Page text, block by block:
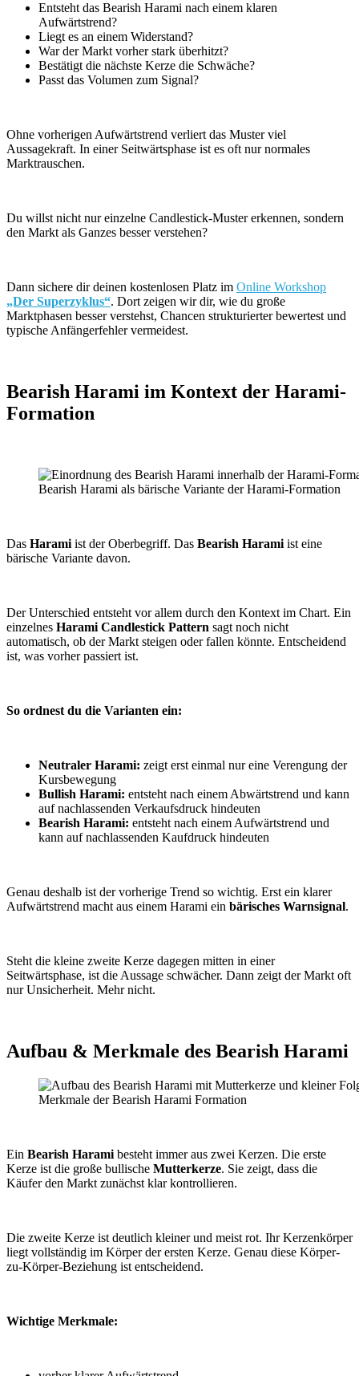
Entsteht das Bearish Harami nach einem klaren
Aufwärtstrend?
Liegt es an einem Widerstand?
War der Markt vorher stark überhitzt?
Bestätigt die nächste Kerze die Schwäche?
Passt das Volumen zum Signal?
Ohne vorherigen Aufwärtstrend verliert das Muster viel
Aussagekraft. In einer Seitwärtsphase ist es oft nur normales
Marktrauschen.
Du willst nicht nur einzelne Candlestick-Muster erkennen, sondern
den Markt als Ganzes besser verstehen?
Dann sichere dir deinen kostenlosen Platz im Online Workshop
„Der Superzyklus“. Dort zeigen wir dir, wie du große
Marktphasen besser verstehst, Chancen strukturierter bewertest und
typische Anfängerfehler vermeidest.
Bearish Harami im Kontext der Harami-
Formation
Bearish Harami als bärische Variante der Harami-Formation
Das Harami ist der Oberbegriff. Das Bearish Harami ist eine
bärische Variante davon.
Der Unterschied entsteht vor allem durch den Kontext im Chart. Ein
einzelnes Harami Candlestick Pattern sagt noch nicht
automatisch, ob der Markt steigen oder fallen könnte. Entscheidend
ist, was vorher passiert ist.
So ordnest du die Varianten ein:
Neutraler Harami: zeigt erst einmal nur eine Verengung der
Kursbewegung
Bullish Harami: entsteht nach einem Abwärtstrend und kann
auf nachlassenden Verkaufsdruck hindeuten
Bearish Harami: entsteht nach einem Aufwärtstrend und
kann auf nachlassenden Kaufdruck hindeuten
Genau deshalb ist der vorherige Trend so wichtig. Erst ein klarer
Aufwärtstrend macht aus einem Harami ein bärisches Warnsignal.
Steht die kleine zweite Kerze dagegen mitten in einer
Seitwärtsphase, ist die Aussage schwächer. Dann zeigt der Markt oft
nur Unsicherheit. Mehr nicht.
Aufbau & Merkmale des Bearish Harami
Merkmale der Bearish Harami Formation
Ein Bearish Harami besteht immer aus zwei Kerzen. Die erste
Kerze ist die große bullische Mutterkerze. Sie zeigt, dass die
Käufer den Markt zunächst klar kontrollieren.
Die zweite Kerze ist deutlich kleiner und meist rot. Ihr Kerzenkörper
liegt vollständig im Körper der ersten Kerze. Genau diese Körper-
zu-Körper-Beziehung ist entscheidend.
Wichtige Merkmale: